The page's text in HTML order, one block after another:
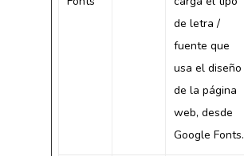
de letra /
fuente que
usa el diseño
de la página
web, desde
Google Fonts.